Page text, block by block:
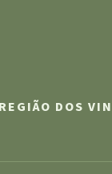
DOS